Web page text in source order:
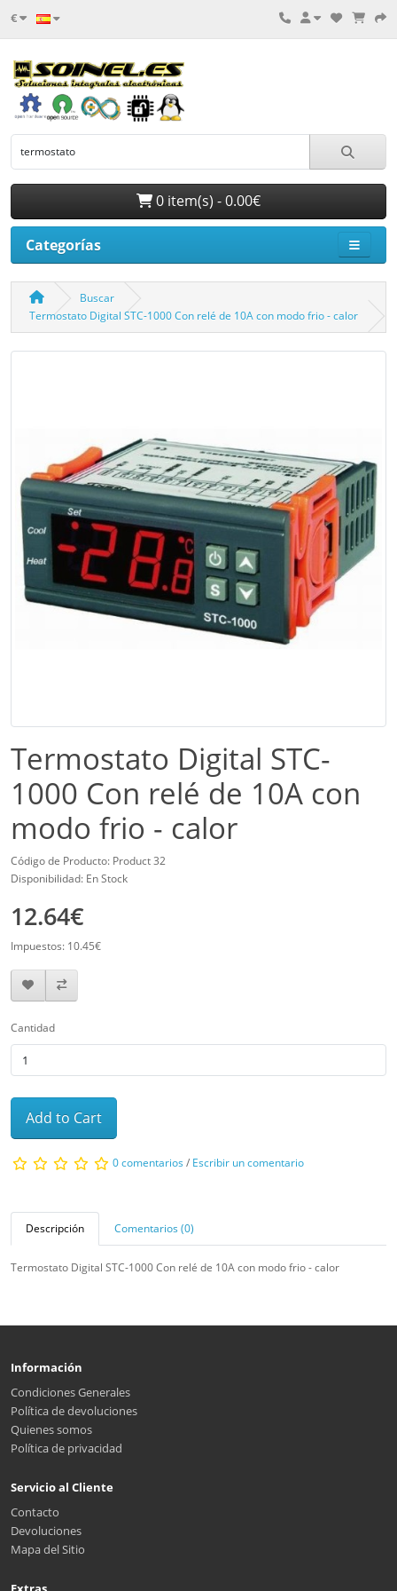
€
0 item(s) - 0.00€
Categorías
Buscar
Termostato Digital STC-1000 Con relé de 10A con modo frio - calor
Termostato Digital STC-
1000 Con relé de 10A con
modo frio - calor
Código de Producto: Product 32
Disponibilidad: En Stock
12.64€
Impuestos: 10.45€
Cantidad
Add to Cart
0 comentarios/ Escribir un comentario
Descripción Comentarios (0)
Termostato Digital STC-1000 Con relé de 10A con modo frio - calor
Información
Condiciones Generales
Política de devoluciones
Quienes somos
Política de privacidad
Servicio al Cliente
Contacto
Devoluciones
Mapa del Sitio